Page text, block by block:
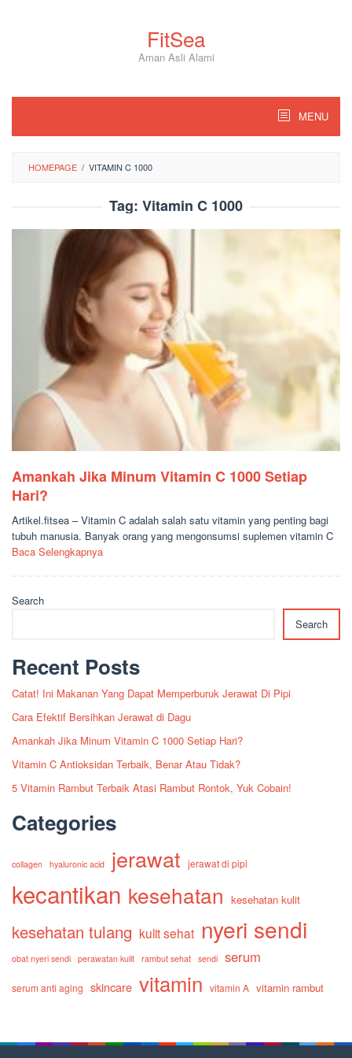
FitSea
Aman Asli Alami
MENU
HOMEPAGE / VITAMIN C 1000
Tag: Vitamin C 1000
Amankah Jika Minum Vitamin C 1000 Setiap
Hari?
Artikel.fitsea – Vitamin C adalah salah satu vitamin yang penting bagi
tubuh manusia. Banyak orang yang mengonsumsi suplemen vitamin C
Baca Selengkapnya
Search
Search
Recent Posts
Catat! Ini Makanan Yang Dapat Memperburuk Jerawat Di Pipi
Cara Efektif Bersihkan Jerawat di Dagu
Amankah Jika Minum Vitamin C 1000 Setiap Hari?
Vitamin C Antioksidan Terbaik, Benar Atau Tidak?
5 Vitamin Rambut Terbaik Atasi Rambut Rontok, Yuk Cobain!
Categories
collagen hyaluronic acid jerawat jerawat di pipi
kecantikan kesehatan kesehatan kulit
kesehatan tulang kulit sehat nyeri sendi
obat nyeri sendi perawatan kulit rambut sehat sendi serum
serum anti aging skincare vitamin vitamin A vitamin rambut